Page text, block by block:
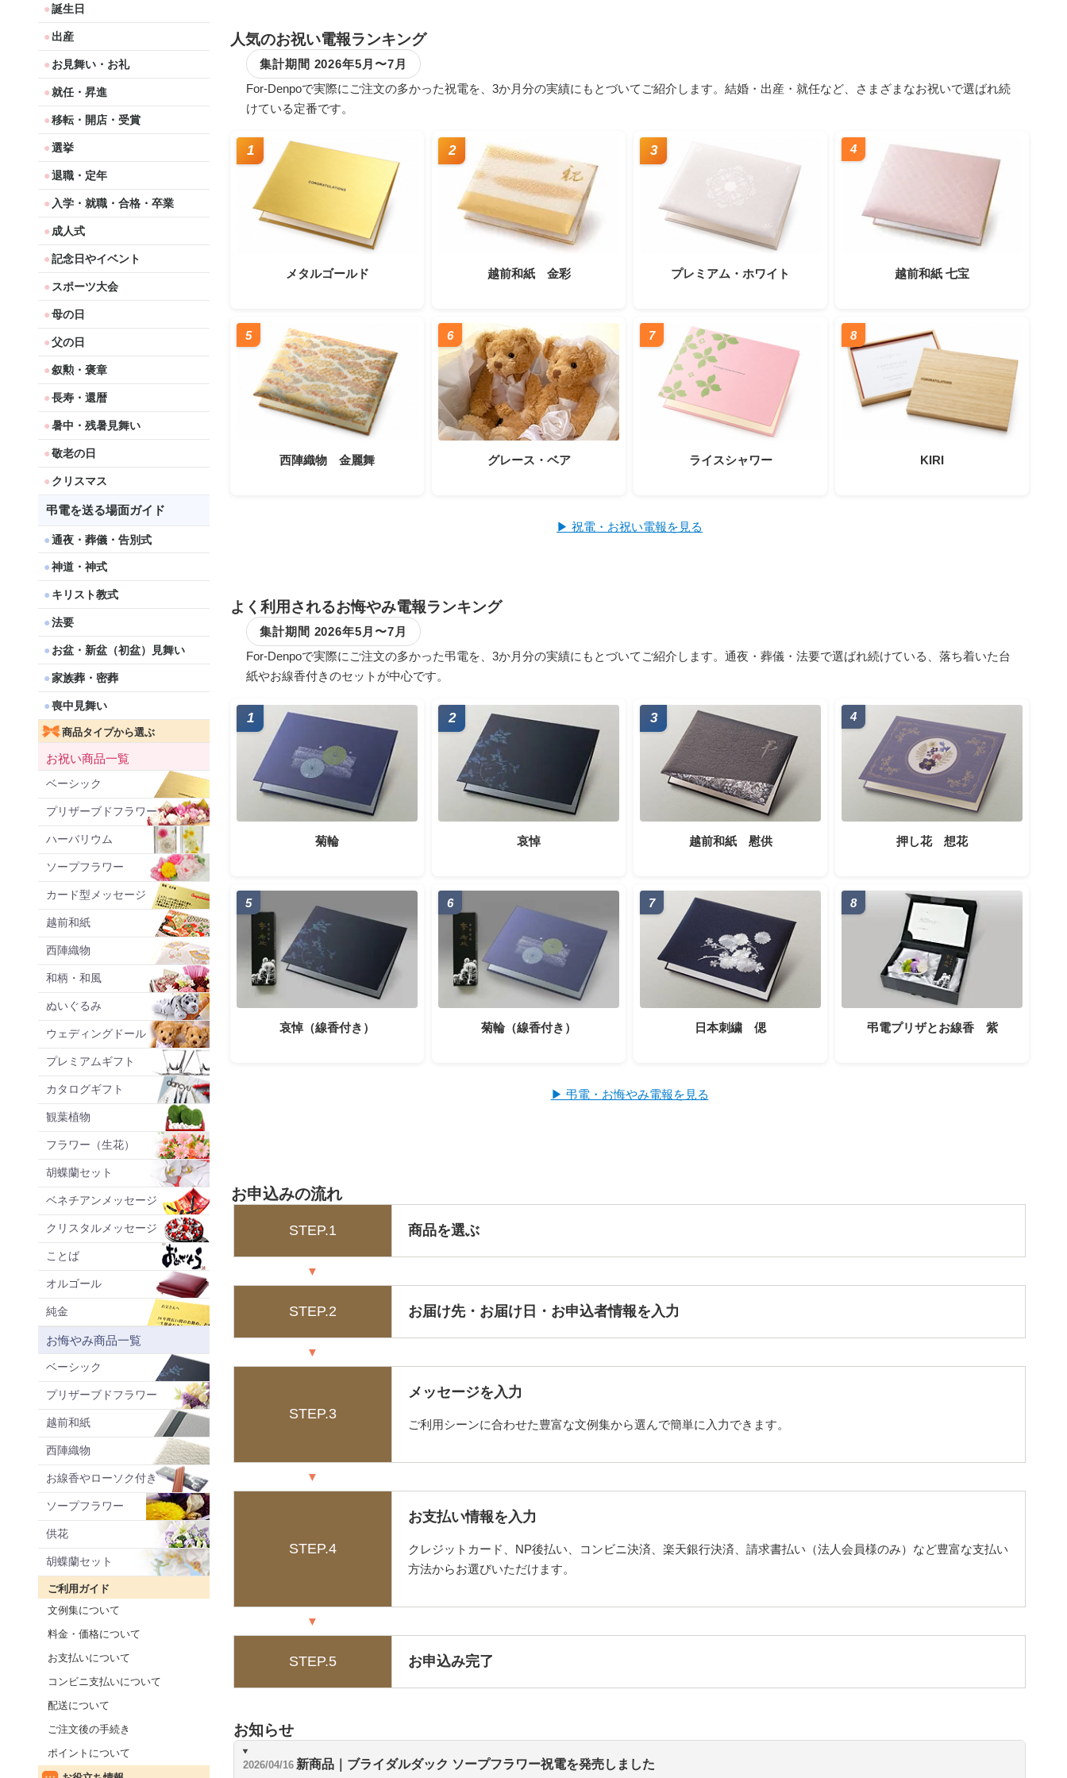
誕生日
出産
お見舞い・お礼
就任・昇進
移転・開店・受賞
選挙
退職・定年
入学・就職・合格・卒業
成人式
記念日やイベント
スポーツ大会
母の日
父の日
叙勲・褒章
長寿・還暦
暑中・残暑見舞い
敬老の日
クリスマス
弔電を送る場面ガイド
通夜・葬儀・告別式
神道・神式
キリスト教式
法要
お盆・新盆（初盆）見舞い
家族葬・密葬
喪中見舞い
商品タイプから選ぶ
お祝い商品一覧
ベーシック
プリザーブドフラワー
ハーバリウム
ソープフラワー
カード型メッセージ
越前和紙
西陣織物
和柄・和風
ぬいぐるみ
ウェディングドール
プレミアムギフト
カタログギフト
観葉植物
フラワー（生花）
胡蝶蘭セット
ベネチアンメッセージ
クリスタルメッセージ
ことば
オルゴール
純金
お悔やみ商品一覧
ベーシック
プリザーブドフラワー
越前和紙
西陣織物
お線香やローソク付き
ソープフラワー
供花
胡蝶蘭セット
ご利用ガイド
文例集について
料金・価格について
お支払いについて
コンビニ支払いについて
配送について
ご注文後の手続き
ポイントについて
人気のお祝い電報ランキング
集計期間 2026年5月〜7月
For-Denpoで実際にご注文の多かった祝電を、3か月分の実績にもとづいてご紹介します。結婚・出産・就任など、さまざまなお祝いで選ばれ続
けている定番です。
1
メタルゴールド
2
越前和紙 金彩
3
プレミアム・ホワイト
4
越前和紙 七宝
5
西陣織物 金麗舞
6
グレース・ベア
7
ライスシャワー
8
KIRI
▶ 祝電・お祝い電報を見る
よく利用されるお悔やみ電報ランキング
集計期間 2026年5月〜7月
For-Denpoで実際にご注文の多かった弔電を、3か月分の実績にもとづいてご紹介します。通夜・葬儀・法要で選ばれ続けている、落ち着いた台
紙やお線香付きのセットが中心です。
1
菊輪
2
哀悼
3
越前和紙 慰供
4
押し花 想花
5
哀悼（線香付き）
6
菊輪（線香付き）
7
日本刺繍 偲
8
弔電プリザとお線香 紫
▶ 弔電・お悔やみ電報を見る
お申込みの流れ
STEP.1 商品を選ぶ
▼
STEP.2 お届け先・お届け日・お申込者情報を入力
▼
STEP.3
メッセージを入力
ご利用シーンに合わせた豊富な文例集から選んで簡単に入力できます。
▼
STEP.4
お支払い情報を入力
クレジットカード、NP後払い、コンビニ決済、楽天銀行決済、請求書払い（法人会員様のみ）など豊富な支払い
方法からお選びいただけます。
▼
STEP.5 お申込み完了
お知らせ
2026/04/16 新商品｜ブライダルダック ソープフラワー祝電を発売しました